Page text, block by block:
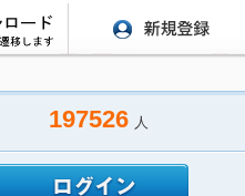
197526 人